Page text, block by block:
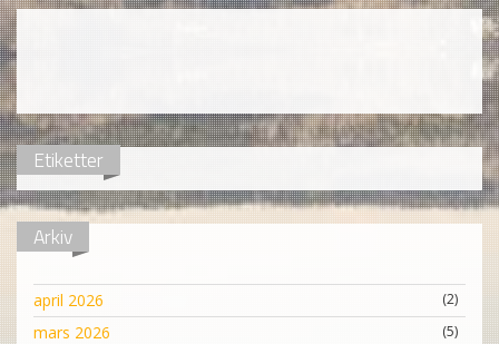
Etiketter
Arkiv
april 2026 (2)
mars 2026 (5)